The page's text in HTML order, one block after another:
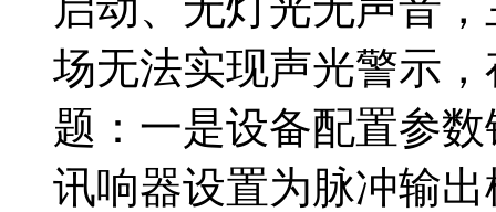
场无法实现声光警示
题：一是设备配置参
讯响器设置为脉冲输